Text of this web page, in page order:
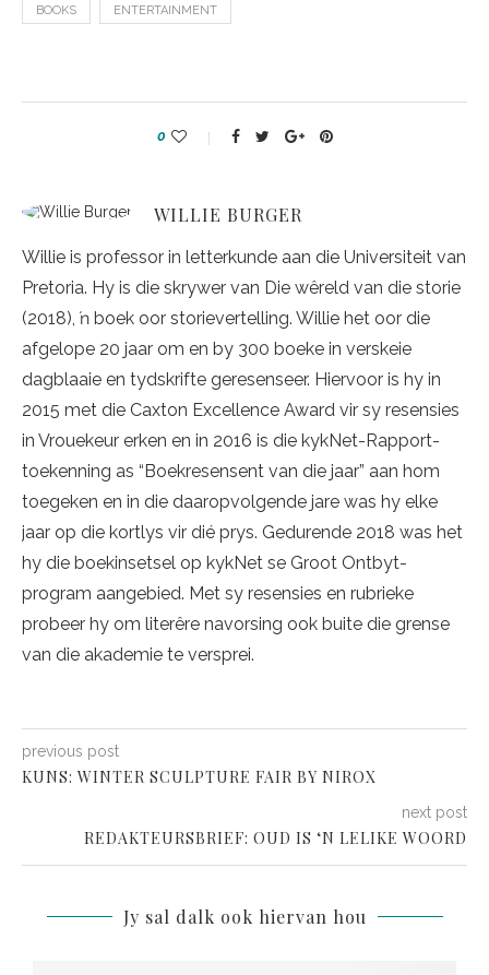
BOOKS ENTERTAINMENT
0
WILLIE BURGER
Willie is professor in letterkunde aan die Universiteit van
Pretoria. Hy is die skrywer van Die wêreld van die storie
(2018), ŉ boek oor storievertelling. Willie het oor die
afgelope 20 jaar om en by 300 boeke in verskeie
dagblaaie en tydskrifte geresenseer. Hiervoor is hy in
2015 met die Caxton Excellence Award vir sy resensies
in Vrouekeur erken en in 2016 is die kykNet-Rapport-
toekenning as “Boekresensent van die jaar” aan hom
toegeken en in die daaropvolgende jare was hy elke
jaar op die kortlys vir dié prys. Gedurende 2018 was het
hy die boekinsetsel op kykNet se Groot Ontbyt-
program aangebied. Met sy resensies en rubrieke
probeer hy om literêre navorsing ook buite die grense
van die akademie te versprei.
previous post
KUNS: WINTER SCULPTURE FAIR BY NIROX
next post
REDAKTEURSBRIEF: OUD IS ‘N LELIKE WOORD
Jy sal dalk ook hiervan hou